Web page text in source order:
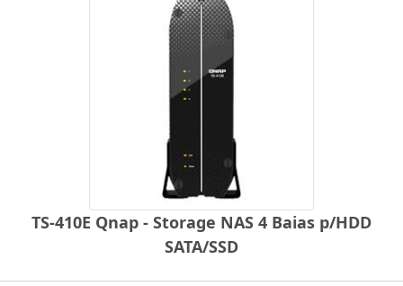
TS-410E Qnap - Storage NAS 4 Baias p/HDD
SATA/SSD